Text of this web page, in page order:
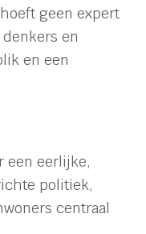
geen expert
en
en een
een eerlijke,
politiek,
centraal